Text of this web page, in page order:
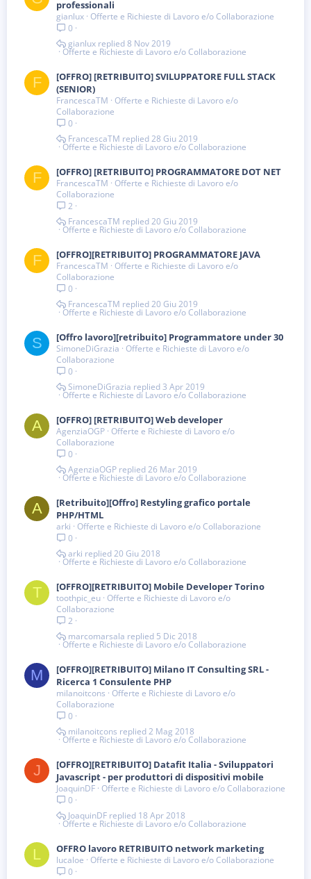
professionali
gianlux Offerte e Richieste di Lavoro e/o Collaborazione
0
Offerte e Richieste di Lavoro e/o Collaborazione
8 Nov 2019
gianlux
F
[OFFRO] [RETRIBUITO] SVILUPPATORE FULL STACK
(SENIOR)
FrancescaTM
Offerte e Richieste di Lavoro e/o
Collaborazione
0
Offerte e Richieste di Lavoro e/o Collaborazione
28 Giu 2019
FrancescaTM
F [OFFRO] [RETRIBUITO] PROGRAMMATORE DOT NET
FrancescaTM
Offerte e Richieste di Lavoro e/o
Collaborazione
2
Offerte e Richieste di Lavoro e/o Collaborazione
20 Giu 2019
FrancescaTM
F [OFFRO][RETRIBUITO] PROGRAMMATORE JAVA
FrancescaTM
Offerte e Richieste di Lavoro e/o
Collaborazione
0
Offerte e Richieste di Lavoro e/o Collaborazione
20 Giu 2019
FrancescaTM
S [Offro lavoro][retribuito] Programmatore under 30
SimoneDiGrazia
Offerte e Richieste di Lavoro e/o
Collaborazione
0
Offerte e Richieste di Lavoro e/o Collaborazione
3 Apr 2019
SimoneDiGrazia
A [OFFRO] [RETRIBUITO] Web developer
AgenziaOGP Offerte e Richieste di Lavoro e/o
Collaborazione
0
Offerte e Richieste di Lavoro e/o Collaborazione
26 Mar 2019
AgenziaOGP
A
[Retribuito][Offro] Restyling grafico portale
PHP/HTML
arki
Offerte e Richieste di Lavoro e/o Collaborazione
0
Offerte e Richieste di Lavoro e/o Collaborazione
20 Giu 2018
arki
T [OFFRO][RETRIBUITO] Mobile Developer Torino
toothpic_eu Offerte e Richieste di Lavoro e/o
Collaborazione
2
Offerte e Richieste di Lavoro e/o Collaborazione
5 Dic 2018
marcomarsala
M
[OFFRO][RETRIBUITO] Milano IT Consulting SRL -
Ricerca 1 Consulente PHP
milanoitcons
Offerte e Richieste di Lavoro e/o
Collaborazione
0
Offerte e Richieste di Lavoro e/o Collaborazione
2 Mag 2018
milanoitcons
J
[OFFRO][RETRIBUITO] Datafit Italia - Sviluppatori
Javascript - per produttori di dispositivi mobile
JoaquinDF Offerte e Richieste di Lavoro e/o Collaborazione
0
Offerte e Richieste di Lavoro e/o Collaborazione
18 Apr 2018
JoaquinDF
L OFFRO lavoro RETRIBUITO network marketing
lucaloe
Offerte e Richieste di Lavoro e/o Collaborazione
0